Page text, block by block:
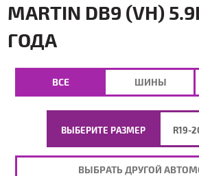
MARTIN DB9 (VH)
ГОДА
ВЫБЕРИТЕ РАЗМЕР R19-
ВЫБРАТЬ ДРУГОЙ
ВСЕ ШИНЫ